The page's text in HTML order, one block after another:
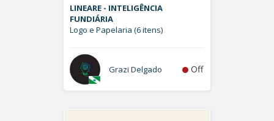
LINEARE - INTELIGÊNCIA
FUNDIÁRIA
Logo e Papelaria (6 itens)
Grazi Delgado Off